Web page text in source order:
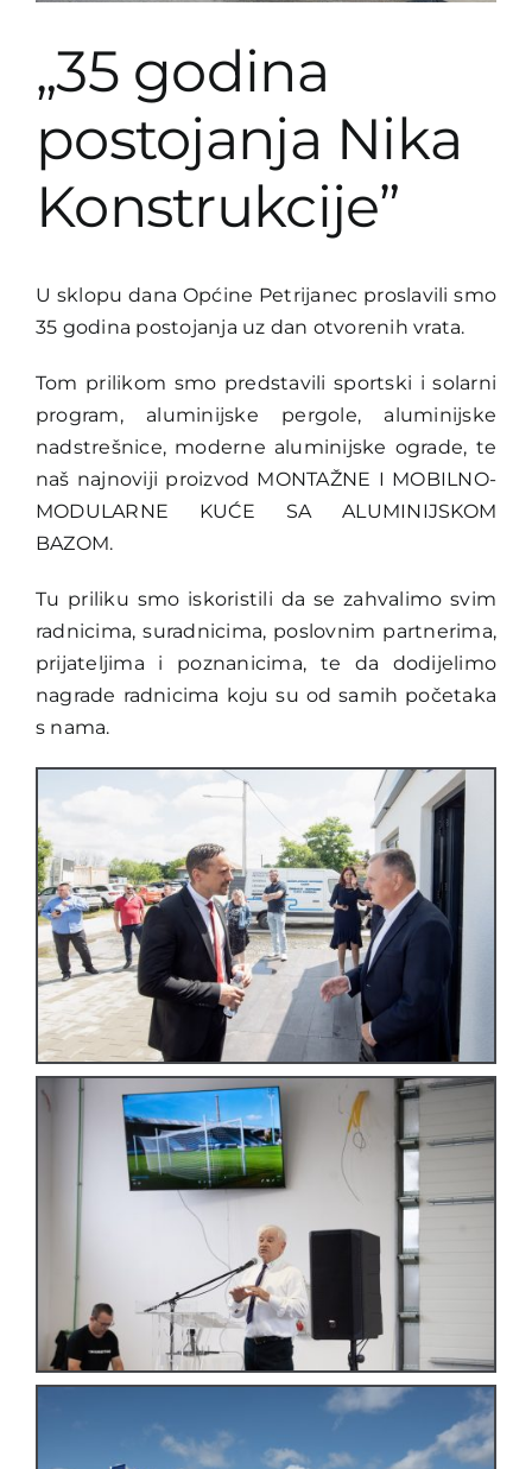
„35 godina
postojanja Nika
Konstrukcije”
U sklopu dana Općine Petrijanec proslavili smo
35 godina postojanja uz dan otvorenih vrata.
Tom prilikom smo predstavili sportski i solarni
program, aluminijske pergole, aluminijske
nadstrešnice, moderne aluminijske ograde, te
naš najnoviji proizvod MONTAŽNE I MOBILNO-
MODULARNE KUĆE SA ALUMINIJSKOM
BAZOM.
Tu priliku smo iskoristili da se zahvalimo svim
radnicima, suradnicima, poslovnim partnerima,
prijateljima i poznanicima, te da dodijelimo
nagrade radnicima koju su od samih početaka
s nama.